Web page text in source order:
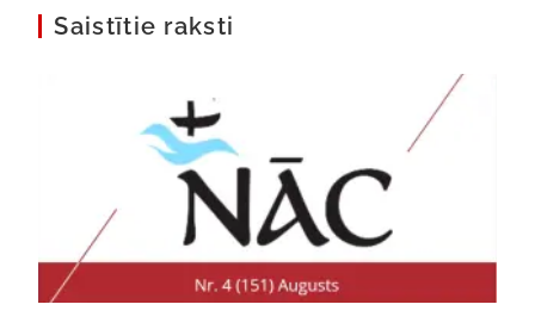
Saistītie raksti